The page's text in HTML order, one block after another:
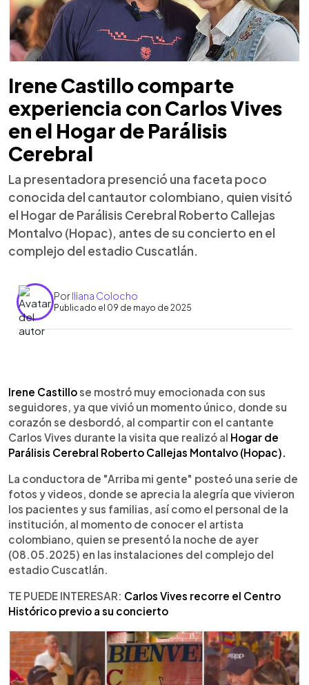
Irene Castillo comparte
experiencia con Carlos Vives
en el Hogar de Parálisis
Cerebral
La presentadora presenció una faceta poco
conocida del cantautor colombiano, quien visitó
el Hogar de Parálisis Cerebral Roberto Callejas
Montalvo (Hopac), antes de su concierto en el
complejo del estadio Cuscatlán.
PorIliana Colocho
Publicado el 09 de mayo de 2025
► Escuchar artículo
Irene Castillose mostró muy emocionada con sus
seguidores, ya que vivió un momento único, donde su
corazón se desbordó, al compartir con el cantante
Carlos Vives durante la visita que realizó al Hogar de
Parálisis Cerebral Roberto Callejas Montalvo (Hopac).
La conductora de "Arriba mi gente" posteó una serie de
fotos y videos, donde se aprecia la alegría que vivieron
los pacientes y sus familias, así como el personal de la
institución, al momento de conocer el artista
colombiano, quien se presentó la noche de ayer
(08.05.2025) en las instalaciones del complejo del
estadio Cuscatlán.
TE PUEDE INTERESAR: Carlos Vives recorre el Centro
Histórico previo a su concierto